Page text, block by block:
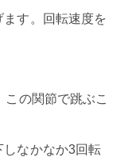
す。回転速度を
の関節で跳ぶこ
しなかなか3回転